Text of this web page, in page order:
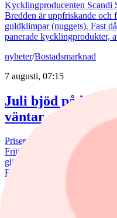
Kycklingproducenten Scandi
Bredden är uppfriskande och
guldklimpar (nuggets). Fast
panerade kycklingprodukter,
nyheter/Bostadsmarknad
7 augusti, 07:15
Juli bjöd på
väntar en aktiv
Priserna på bostadsrätter
Fritidshusmarknaden bjöd
glädjande signal", menar
Fastighetsförmedling.